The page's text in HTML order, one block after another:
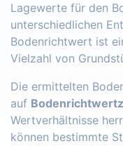
Lagewerte für den
unterschiedlichen
Bodenrichtwert ist
Vielzahl von
Die ermittelten
auf
Wertverhältnisse
können bestimmte